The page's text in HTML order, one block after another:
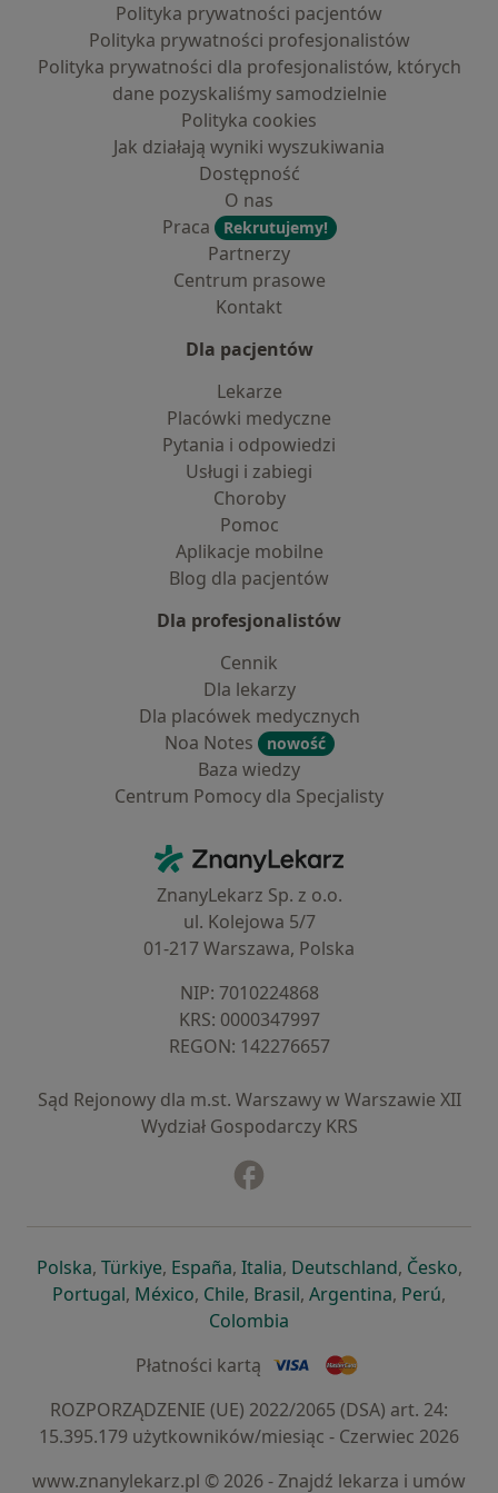
Polityka prywatności pacjentów
Polityka prywatności profesjonalistów
Polityka prywatności dla profesjonalistów, których
dane pozyskaliśmy samodzielnie
Polityka cookies
Jak działają wyniki wyszukiwania
Dostępność
O nas
Praca
Rekrutujemy!
Partnerzy
Centrum prasowe
Kontakt
Dla pacjentów
Lekarze
Placówki medyczne
Pytania i odpowiedzi
Usługi i zabiegi
Choroby
Pomoc
Aplikacje mobilne
Blog dla pacjentów
Dla profesjonalistów
Cennik
Dla lekarzy
Dla placówek medycznych
Noa Notes
nowość
Baza wiedzy
Centrum Pomocy dla Specjalisty
ZnanyLekarz - Strona główna
ZnanyLekarz Sp. z o.o.
ul. Kolejowa 5/7
01-217 Warszawa, Polska
NIP: ⁠7010224868
KRS: ⁠0000347997
REGON: ⁠142276657
Sąd Rejonowy dla m.st. Warszawy w Warszawie XII
Wydział Gospodarczy KRS
Polskaotwiera się w nowej karcie
, Türkiyeotwiera się w nowej karcie
, Españaotwiera się w nowej karcie
, Italiaotwiera się w nowej
, Deutschlandotwiera się
, Česko,
Portugalotwiera się w nowej karcie
, Méxicootwiera się w nowej karcie
, Chileotwiera się w nowej karcie
, Brasilotwiera się w nowej
, Argentinaotwiera się
, Perú,
Colombia
Płatności kartą
ROZPORZĄDZENIE (UE) 2022/2065 (DSA) art. 24:
15.395.179 użytkowników/miesiąc - Czerwiec 2026
www.znanylekarz.pl © 2026 - Znajdź lekarza i umów